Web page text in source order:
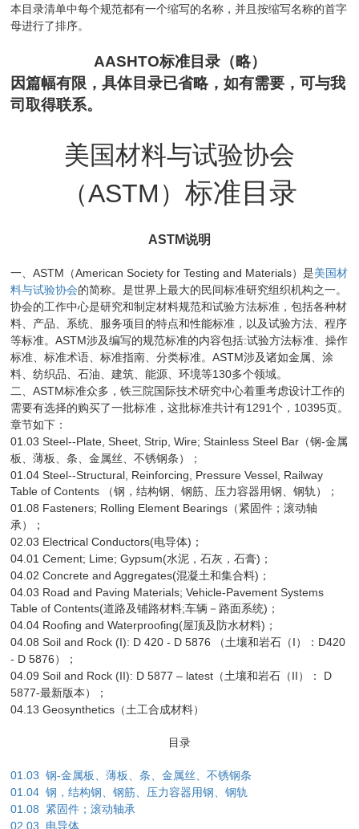
本目录清单中每个规范都有一个缩写的名称，并且按缩写名称的首字
母进行了排序。
AASHTO标准目录（略）
因篇幅有限，具体目录已省略，如有需要，可与我
司取得联系。
美国材料与试验协会
（ASTM ） 标准目录
ASTM说明
一、 ASTM （American Society for Testing and Materials）是美国材
料与试验协会的简称。是世界上最大的民间标准研究组织机构之一。
协会的工作中心是研究和制定材料规范和试验方法标准，包括各种材
料、产品、系统、服务项目的特点和性能标准，以及试验方法、程序
等标准。 ASTM涉及编写的规范标准的内容包括:试验方法标准、操作
标准、标准术语、标准指南、分类标准。 ASTM涉及诸如金属、涂
料、纺织品、石油、建筑、能源、环境等130多个领域。
二、 ASTM标准众多，铁三院国际技术研究中心着重考虑设计工作的
需要有选择的购买了一批标准，这批标准共计有1291 个， 10395页。
章节如下：
01.03 Steel--Plate, Sheet, Strip, Wire; Stainless Steel Bar （钢-金属
板、薄板、条、金属丝、不锈钢条）；
01.04 Steel--Structural, Reinforcing, Pressure Vessel, Railway
Table of Contents
（钢，结构钢、钢筋、压力容器用钢、钢轨）；
01.08 Fasteners; Rolling Element Bearings （紧固件；滚动轴
承）；
02.03 Electrical Conductors(电导体) ；
04.01 Cement; Lime; Gypsum(水泥，石灰，石膏) ；
04.02 Concrete and Aggregates(混凝土和集合料) ；
04.03 Road and Paving Materials; Vehicle-Pavement Systems
Table of Contents(道路及铺路材料;车辆－路面系统) ；
04.04 Roofing and Waterproofing(屋顶及防水材料) ；
04.08 Soil and Rock (I): D 420 - D 5876 （土壤和岩石（ I ）： D420
- D 5876 ）；
04.09 Soil and Rock (II): D 5877 – latest （土壤和岩石（ II ）：
D
5877-最新版本）；
04.13 Geosynthetics （土工合成材料）
目 录
01.03 钢-金属板、薄板、条、金属丝、不锈钢条
01.04 钢，结构钢、钢筋、压力容器用钢、钢轨
01.08 紧固件；滚动轴承
02.03 电导体